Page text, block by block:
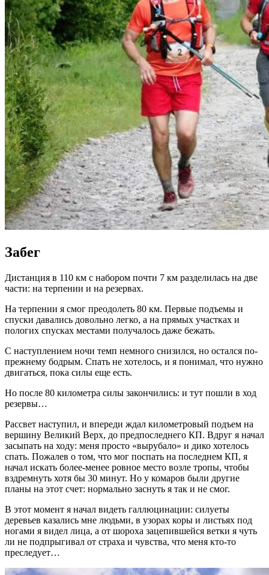
Забег
Дистанция в 110 км с набором почти 7 км разделилась на две
части: на терпении и на резервах.
На терпении я смог преодолеть 80 км. Первые подъемы и
спуски давались довольно легко, а на прямых участках и
пологих спусках местами получалось даже бежать.
С наступлением ночи темп немного снизился, но остался по-
прежнему бодрым. Спать не хотелось, и я понимал, что нужно
двигаться, пока силы еще есть.
Но после 80 километра силы закончились: и тут пошли в ход
резервы…
Рассвет наступил, и впереди ждал километровый подъем на
вершину Великий Верх, до предпоследнего КП. Вдруг я начал
засыпать на ходу: меня просто «вырубало» и дико хотелось
спать. Пожалев о том, что мог поспать на последнем КП, я
начал искать более-менее ровное место возле тропы, чтобы
вздремнуть хотя бы 30 минут. Но у комаров были другие
планы на этот счет: нормально заснуть я так и не смог.
В этот момент я начал видеть галлюцинации: силуеты
деревьев казались мне людьми, в узорах коры и листьях под
ногами я видел лица, а от шороха зацепившейся ветки я чуть
ли не подпрыгивал от страха и чувства, что меня кто-то
преследует…